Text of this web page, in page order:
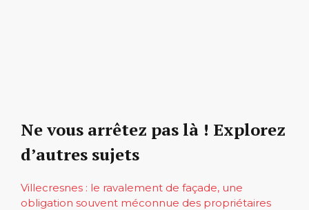
Ne vous arrêtez pas là ! Explorez
d’autres sujets
Villecresnes : le ravalement de façade, une
obligation souvent méconnue des propriétaires